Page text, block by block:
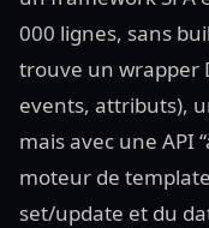
000 lignes, sans
trouve un wrapper
events, attributs),
mais avec une API
moteur de
set/update et du